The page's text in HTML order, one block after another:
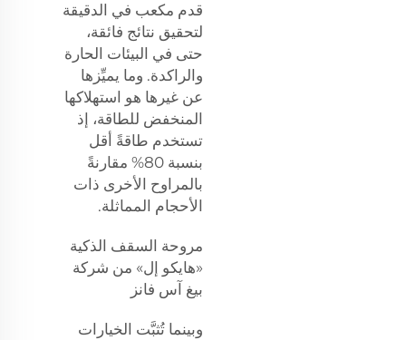
قدم مكعب في الدقيقة
لتحقيق نتائج فائقة،
حتى في البيئات الحارة
والراكدة. وما يميِّزها
عن غيرها هو استهلاكها
المنخفض للطاقة، إذ
تستخدم طاقةً أقل
بنسبة 80% مقارنةً
بالمراوح الأخرى ذات
الأحجام المماثلة.
مروحة السقف الذكية
«هايكو إل» من شركة
بيغ آس فانز
وبينما تُثبَّت الخيارات